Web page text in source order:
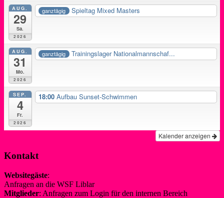
AUG.
29
Sa.
2026
ganztägig Spieltag Mixed Masters
AUG.
31
Mo.
2026
ganztägig Trainingslager Nationalmannschaf...
SEP.
4
Fr.
2026
18:00 Aufbau Sunset-Schwimmen
Kalender anzeigen
Kontakt
Websitegäste:
Anfragen an die WSF Liblar
Mitglieder: Anfragen zum Login für den internen Bereich